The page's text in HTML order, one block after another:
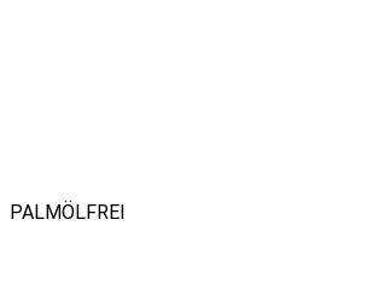
PALMÖLFREI